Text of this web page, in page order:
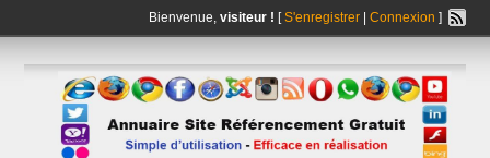
Bienvenue, visiteur ! [S'enregistrer| Connexion ]